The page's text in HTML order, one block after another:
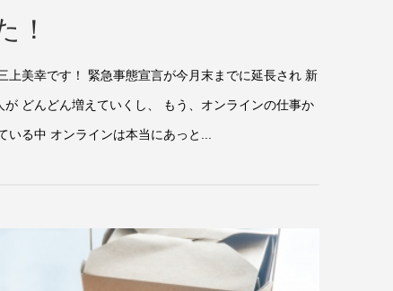
！
上美幸です！ 緊急事態宣言が今月末までに延長され 新
どんどん増えていくし、 もう、オンラインの仕事か
いる中 オンラインは本当にあっと...